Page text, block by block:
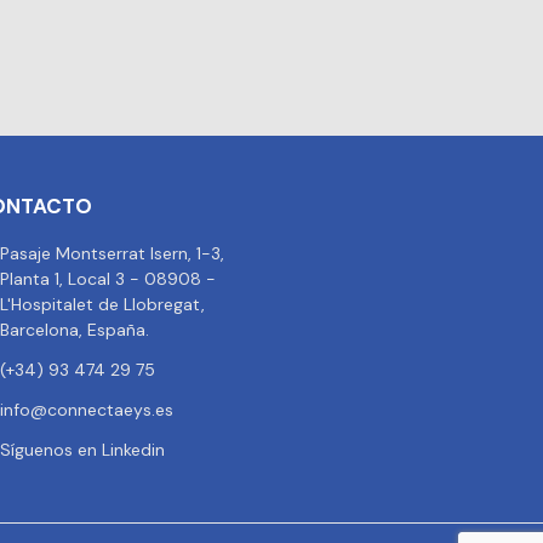
Pasaje Montserrat Isern, 1-3,
Planta 1, Local 3 - 08908 -
L'Hospitalet de Llobregat,
Barcelona, España.
(+34) 93 474 29 75
info@connectaeys.es
Síguenos en Linkedin